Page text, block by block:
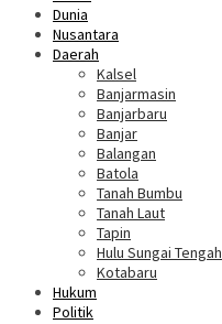
Dunia
Nusantara
Daerah
Kalsel
Banjarmasin
Banjarbaru
Banjar
Balangan
Batola
Tanah Bumbu
Tanah Laut
Tapin
Hulu Sungai Tengah
Kotabaru
Hukum
Politik